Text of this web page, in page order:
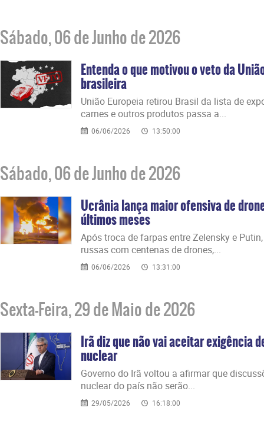
Sábado, 06 de Junho de 2026
Entenda o que motivou o veto da
brasileira
União Europeia retirou Brasil da lista de
carnes e outros produtos passa a...
06/06/2026 13:50:00
Sábado, 06 de Junho de 2026
Ucrânia lança maior ofensiva de
últimos meses
Após troca de farpas entre Zelensky e
russas com centenas de drones,...
06/06/2026 13:31:00
Sexta-Feira, 29 de Maio de 2026
Irã diz que não vai aceitar exigência
nuclear
Governo do Irã voltou a afirmar que
nuclear do país não serão...
29/05/2026 16:18:00